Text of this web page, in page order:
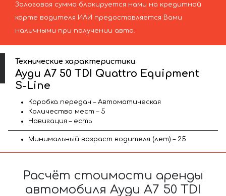
Залоговая сумма блокируется нами на кредитной
карте водителя ИЛИ предоставляется Вами
наличными при получении авто.
Технические характеристики
Ауди A7 50 TDI Quattro Equipment
S-Line
Коробка передач – Автоматическая
Количество мест – 5
Навигация – есть
Минимальный возраст водителя (лет) – 25
Расчёт стоимости аренды
автомобиля Ауди A7 50 TDI